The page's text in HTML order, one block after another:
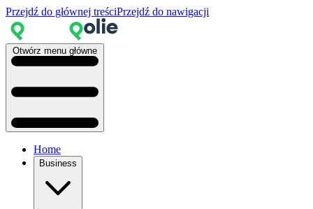
Przejdź do głównej treściPrzejdź do nawigacji
Otwórz menu główne
Home
Business